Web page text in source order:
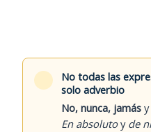
No todas las
solo adverbio
No, nunca, jamás y
En absolutoy de